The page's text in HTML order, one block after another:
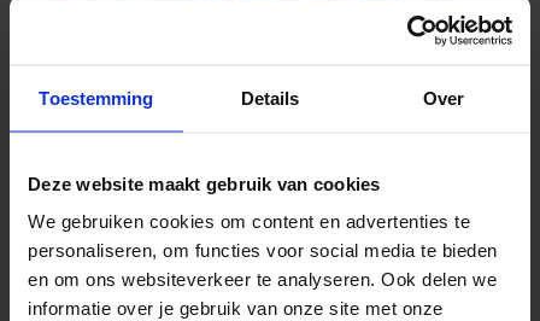
Toestemming Details Over
Deze website maakt gebruik van cookies
We gebruiken cookies om content en advertenties te
personaliseren, om functies voor social media te bieden
en om ons websiteverkeer te analyseren. Ook delen we
informatie over je gebruik van onze site met onze
Transportbanden vlak - 1006869